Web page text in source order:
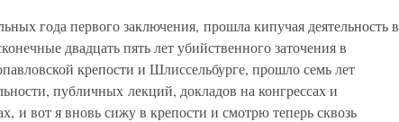
года первого заключения, прошла кипучая деятельность в
двадцать пять лет убийственного заточения в
крепости и Шлиссельбурге, прошло семь лет
публичных лекций, докладов на конгрессах и
и вот я вновь сижу в крепости и смотрю теперь сквозь